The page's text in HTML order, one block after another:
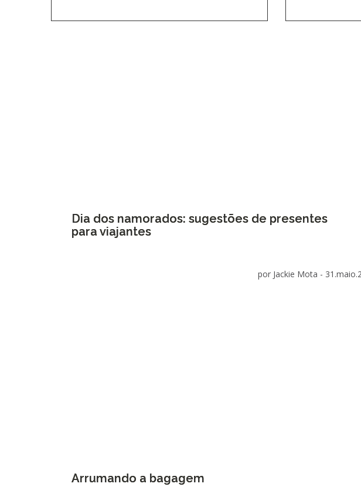
Dia dos namorados: sugestões de presentes
para viajantes
por Jackie Mota -
Arrumando a bagagem